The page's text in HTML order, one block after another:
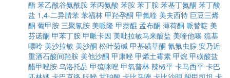
酯 苯乙酰谷氨酰胺 苯丙氨酸 苯胺 苯丁胺 苯基丁氮酮 苯丁酸
盐 1,4-二异腈苯 苯福林 甲羟孕酮 甲氟喹 美夫西特 巨豆三烯
酮 葡甲胺 三聚氰胺 美哌隆 甲萘醌 孟布酮 薄荷酮 哌替啶 美
芬诺酮 甲苯丁胺 甲哌卡因 美吡拉敏马来酸盐 美喹他嗪 巯基
嘌呤 美沙拉敏 美沙酮 松叶菊碱 甲基磺草酮 氰氟虫腙 安乃近
重酒石酸间羟胺 美他沙酮 甲康唑 甲烯土霉素 甲烷 甲磺酸盐
醋甲唑胺 乌洛托品 甲巯咪唑 甲氧普林 辣椒平 卡马西平 卡巴